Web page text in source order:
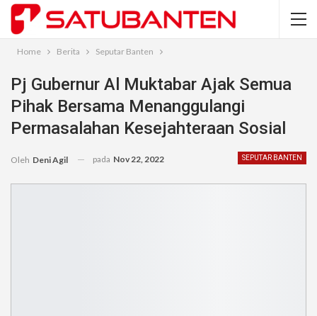
Home Berita Seputar Banten
Pj Gubernur Al Muktabar Ajak Semua
Pihak Bersama Menanggulangi
Permasalahan Kesejahteraan Sosial
SEPUTAR BANTEN
Oleh Deni Agil pada Nov 22, 2022